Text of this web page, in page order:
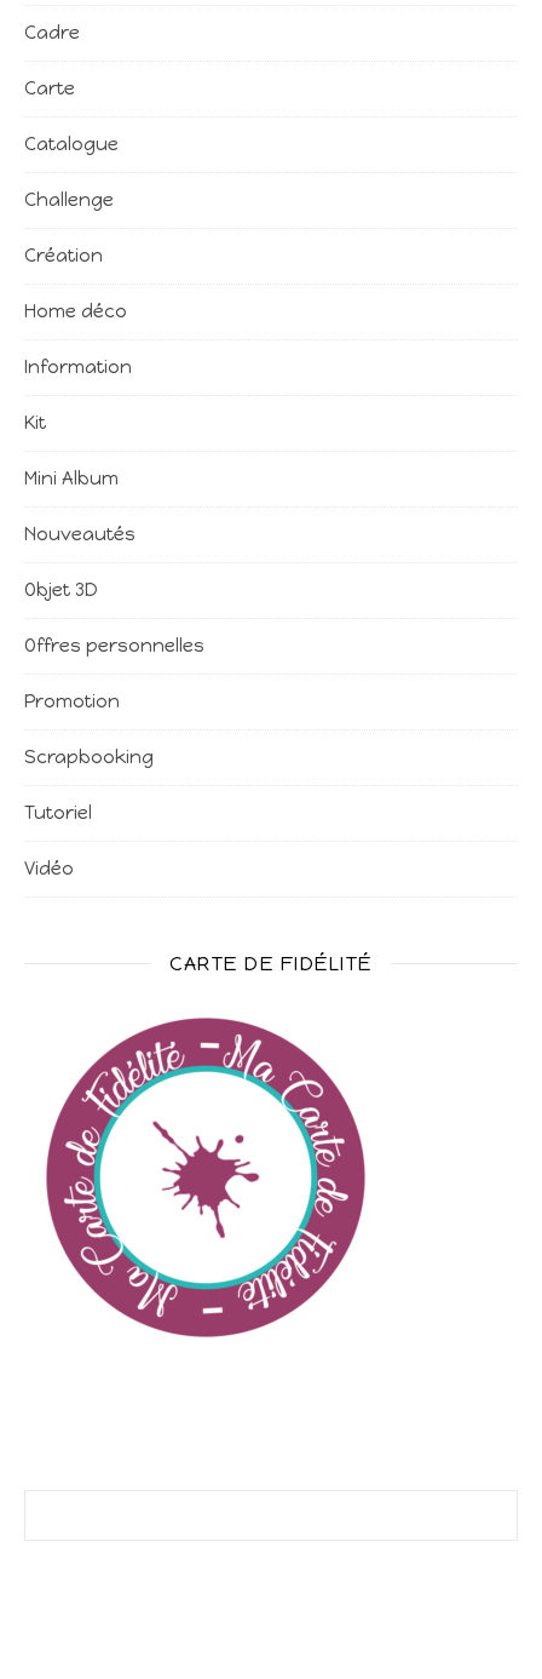
Cadre
Carte
Catalogue
Challenge
Création
Home déco
Information
Kit
Mini Album
Nouveautés
Objet 3D
Offres personnelles
Promotion
Scrapbooking
Tutoriel
Vidéo
CARTE DE FIDÉLITÉ